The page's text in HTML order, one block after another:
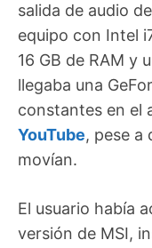
salida de audio
equipo con Intel
16 GB de RAM y
llegaba una
constantes en el
YouTube, pese a
movían.
El usuario había
versión de MSI,